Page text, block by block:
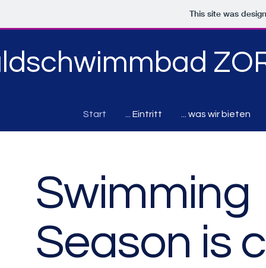
This site was
Start ... Eintritt ... was wir bieten
Swimming
Season is